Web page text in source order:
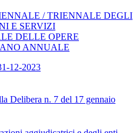
/ TRIENNALE DEGLI
E SERVIZI
DELLE OPERE
ANNUALE
12-2023
Delibera n. 7 del 17 gennaio